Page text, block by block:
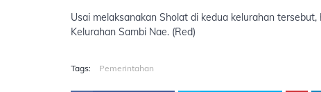
Usai melaksanakan Sholat di kedua kelurahan
Kelurahan Sambi Nae. (Red)
Tags: Pemerintahan